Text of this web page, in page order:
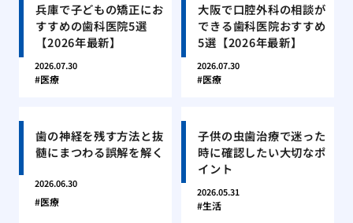
兵庫で子どもの矯正にお
すすめの歯科医院5選
【2026年最新】
2026.07.30
医療
大阪で口腔外科の相談が
できる歯科医院おすすめ
5選【2026年最新】
2026.07.30
医療
歯の神経を残す方法と抜
髄にまつわる誤解を解く
2026.06.30
医療
子供の虫歯治療で迷った
時に確認したい大切なポ
イント
2026.05.31
生活